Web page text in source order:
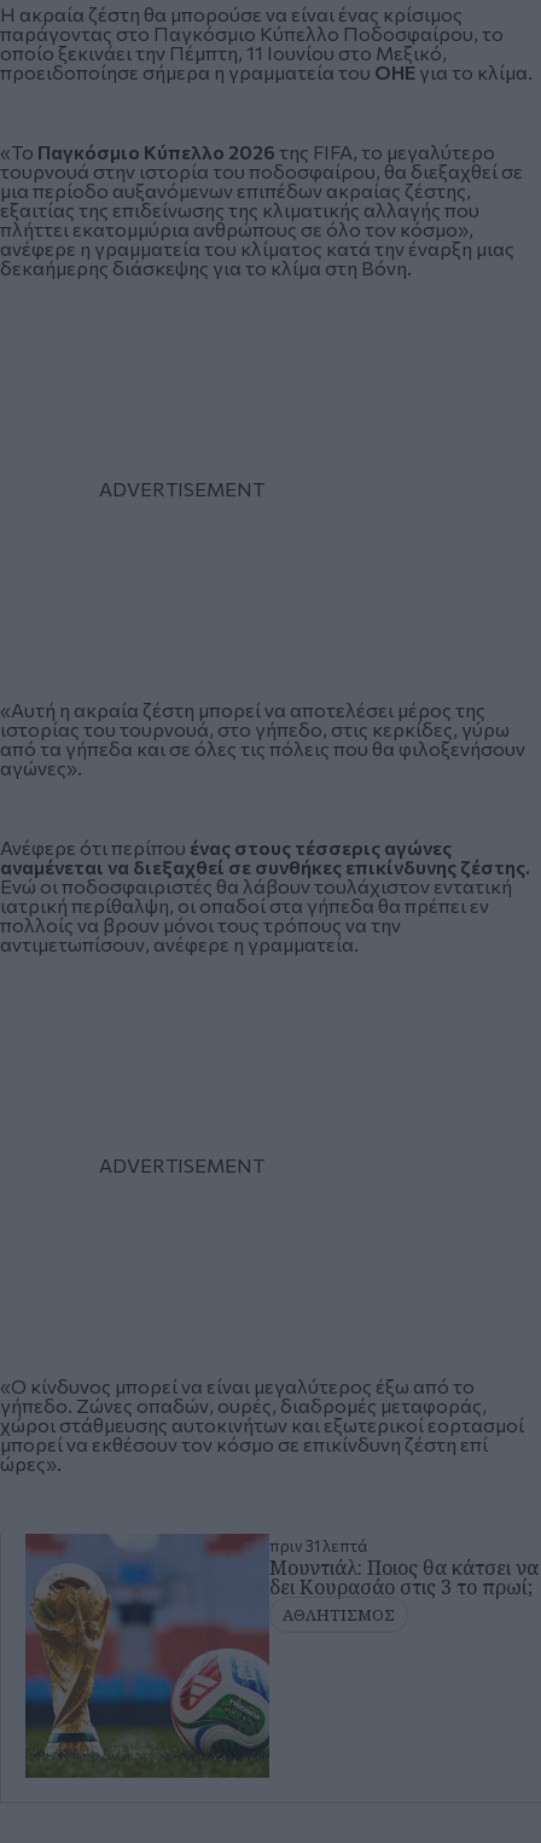
Η ακραία ζέστη θα μπορούσε να είναι ένας κρίσιμος
παράγοντας στο Παγκόσμιο Κύπελλο Ποδοσφαίρου, το
οποίο ξεκινάει την Πέμπτη, 11 Ιουνίου στο Μεξικό,
προειδοποίησε σήμερα η γραμματεία του ΟΗΕ για το κλίμα.
«Το Παγκόσμιο Κύπελλο 2026 της FIFA, το μεγαλύτερο
τουρνουά στην ιστορία του ποδοσφαίρου, θα διεξαχθεί σε
μια περίοδο αυξανόμενων επιπέδων ακραίας ζέστης,
εξαιτίας της επιδείνωσης της κλιματικής αλλαγής που
πλήττει εκατομμύρια ανθρώπους σε όλο τον κόσμο»,
ανέφερε η γραμματεία του κλίματος κατά την έναρξη μιας
δεκαήμερης διάσκεψης για το κλίμα στη Βόνη.
«Αυτή η ακραία ζέστη μπορεί να αποτελέσει μέρος της
ιστορίας του τουρνουά, στο γήπεδο, στις κερκίδες, γύρω
από τα γήπεδα και σε όλες τις πόλεις που θα φιλοξενήσουν
αγώνες».
Ανέφερε ότι περίπου ένας στους τέσσερις αγώνες
αναμένεται να διεξαχθεί σε συνθήκες επικίνδυνης ζέστης.
Ενώ οι ποδοσφαιριστές θα λάβουν τουλάχιστον εντατική
ιατρική περίθαλψη, οι οπαδοί στα γήπεδα θα πρέπει εν
πολλοίς να βρουν μόνοι τους τρόπους να την
αντιμετωπίσουν, ανέφερε η γραμματεία.
«Ο κίνδυνος μπορεί να είναι μεγαλύτερος έξω από το
γήπεδο. Ζώνες οπαδών, ουρές, διαδρομές μεταφοράς,
χώροι στάθμευσης αυτοκινήτων και εξωτερικοί εορτασμοί
μπορεί να εκθέσουν τον κόσμο σε επικίνδυνη ζέστη επί
ώρες».
πριν 31 λεπτά
Μουντιάλ: Ποιος θα κάτσει να
δει Κουρασάο στις 3 το πρωί;
ΑΘΛΗΤΙΣΜΟΣ